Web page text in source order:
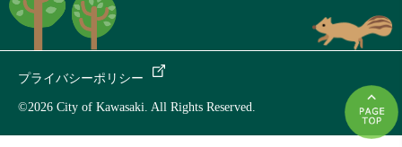
プライバシーポリシー
©2026 City of Kawasaki. All Rights Reserved.